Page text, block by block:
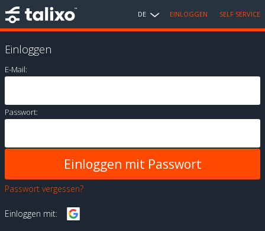
DE EINLOGGEN SELF SERVICE
Einloggen
E-Mail:
Passwort:
Passwort vergessen?
Einloggen mit: